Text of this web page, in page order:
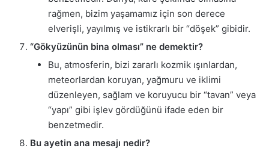
rağmen, bizim yaşamamız için son derece
elverişli, yayılmış ve istikrarlı bir “döşek” gibidir.
“Gökyüzünün bina olması” ne demektir?
Bu, atmosferin, bizi zararlı kozmik ışınlardan,
meteorlardan koruyan, yağmuru ve iklimi
düzenleyen, sağlam ve koruyucu bir “tavan” veya
“yapı” gibi işlev gördüğünü ifade eden bir
benzetmedir.
Bu ayetin ana mesajı nedir?